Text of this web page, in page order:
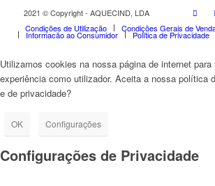
2021 © Copyright - AQUECIND, LDA
Condições de Utilização
Condições Gerais de
Informação ao Consumidor Política de Privacidade
Utilizamos cookies na nossa página de internet para
experiência como utilizador. Aceita a nossa política
e de privacidade?
OK Configurações
Configurações de Privacidade